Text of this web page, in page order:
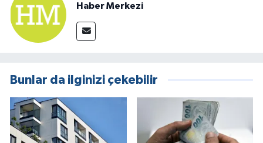
Haber Merkezi
Bunlar da ilginizi çekebilir